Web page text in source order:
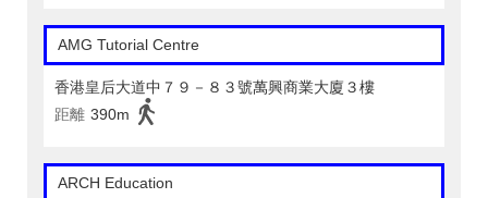
AMG Tutorial Centre
香港皇后大道中７９－８３號萬興商業大廈３樓
距離 390m
ARCH Education